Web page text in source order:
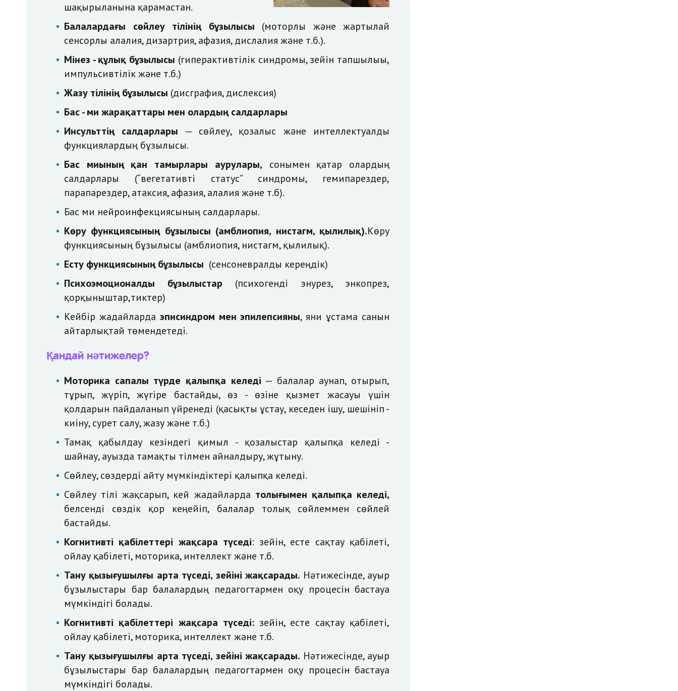
шақырылғанына қарамастан.
Балалардағы сөйлеу тілінің бұзылысы (моторлы және жартылай
сенсорлы алалия, дизартрия, афазия, дислалия және т.б.).
Мінез - құлық бұзылысы (гиперактивтілік синдромы, зейін тапшылығы,
импульсивтілік және т.б.)
Жазу тілінің бұзылысы (дисграфия, дислексия)
Бас - ми жарақаттары мен олардың салдарлары
Инсульттің салдарлары — сөйлеу, қозғалыс және интеллектуалды
функциялардың бұзылысы.
Бас миының қан тамырлары аурулары, сонымен қатар олардың
салдарлары (“вегетативті статус” синдромы, гемипарездер,
парапарездер, атаксия, афазия, алалия және т.б).
Бас ми нейроинфекциясының салдарлары.
Көру функциясының бұзылысы (амблиопия, нистагм, қылилық).Көру
функциясының бұзылысы (амблиопия, нистагм, қылилық).
Есту функциясының бұзылысы (сенсоневралды кереңдік)
Психоэмоционалды бұзылыстар (психогенді энурез, энкопрез,
қорқыныштар,тиктер)
Кейбір жағдайларда эписиндром мен эпилепсияны, яғни ұстама санын
айтарлықтай төмендетеді.
Қандай нәтижелер?
Моторика сапалы түрде қалыпқа келеді — балалар аунап, отырып,
тұрып, жүріп, жүгіре бастайды, өз - өзіне қызмет жасауы үшін
қолдарын пайдаланып үйренеді (қасықты ұстау, кеседен ішу, шешініп -
киіну, сурет салу, жазу және т.б.)
Тамақ қабылдау кезіндегі қимыл - қозғалыстар қалыпқа келеді -
шайнау, ауызда тамақты тілмен айналдыру, жұтыну.
Сөйлеу, сөздерді айту мүмкіндіктері қалыпқа келеді.
Сөйлеу тілі жақсарып, кей жағдайларда толығымен қалыпқа келеді,
белсенді сөздік қор кеңейіп, балалар толық сөйлеммен сөйлей
бастайды.
Когнитивті қабілеттері жақсара түседі: зейін, есте сақтау қабілеті,
ойлау қабілеті, моторика, интеллект және т.б.
Тану қызығушылғы арта түседі, зейіні жақсарады. Нәтижесінде, ауыр
бұзылыстары бар балалардың педагогтармен оқу процесін бастауға
мүмкіндігі болады.
Когнитивті қабілеттері жақсара түседі: зейін, есте сақтау қабілеті,
ойлау қабілеті, моторика, интеллект және т.б.
Тану қызығушылғы арта түседі, зейіні жақсарады. Нәтижесінде, ауыр
бұзылыстары бар балалардың педагогтармен оқу процесін бастауға
мүмкіндігі болады.